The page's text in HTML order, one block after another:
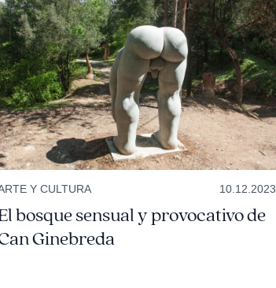
Y CULTURA 10.12.2023
bosque sensual y provocativo de
Ginebreda